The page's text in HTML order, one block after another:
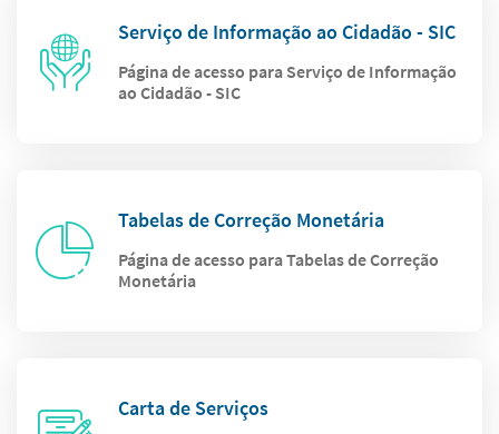
Serviço de Informação ao Cidadão - SIC
Página de acesso para Serviço de Informação
ao Cidadão - SIC
Tabelas de Correção Monetária
Página de acesso para Tabelas de Correção
Monetária
Carta de Serviços